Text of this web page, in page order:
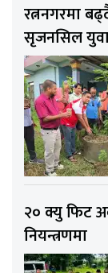
रत्ननगरमा
सृजनसिल
२० क्यु फिट
नियन्त्रणमा